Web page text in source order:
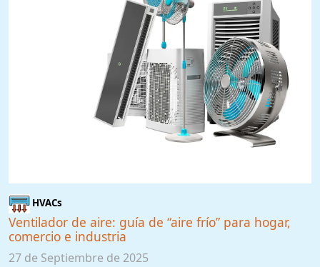
HVACs
Ventilador de aire: guía de “aire frío” para hogar,
comercio e industria
27 de Septiembre de 2025